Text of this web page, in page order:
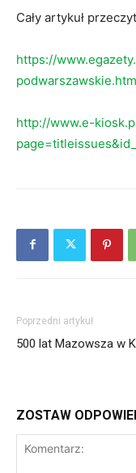
Cały artykuł
https://
http://www.e-
Poprzedni artykuł
500 lat Mazowsza w
ZOSTAW